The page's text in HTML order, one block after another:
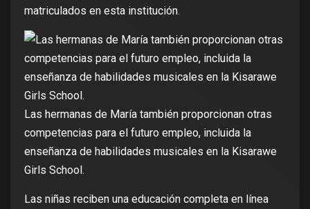
matriculados en esta institución.
Las hermanas de María también proporcionan otras
competencias para el futuro empleo, incluida la
enseñanza de habilidades musicales en la Kisarawe
Girls School.
Las niñas reciben una educación completa en línea